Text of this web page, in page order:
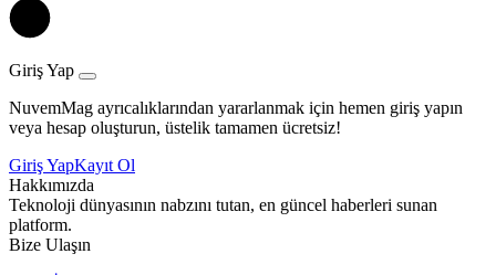
Giriş Yap
NuvemMag ayrıcalıklarından yararlanmak için hemen giriş yapın
veya hesap oluşturun, üstelik tamamen ücretsiz!
Giriş YapKayıt Ol
Hakkımızda
Teknoloji dünyasının nabzını tutan, en güncel haberleri sunan
platform.
Bize Ulaşın